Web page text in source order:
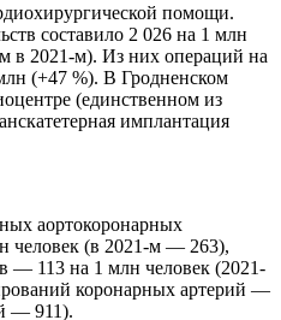
помощи.
составило 2 026 на 1 млн
в 2021-м). Из них операций на
(+47 %). В Гродненском
(единственном из
имплантация
аортокоронарных
человек (в 2021-м — 263),
— 113 на 1 млн человек (2021-
коронарных артерий —
— 911).